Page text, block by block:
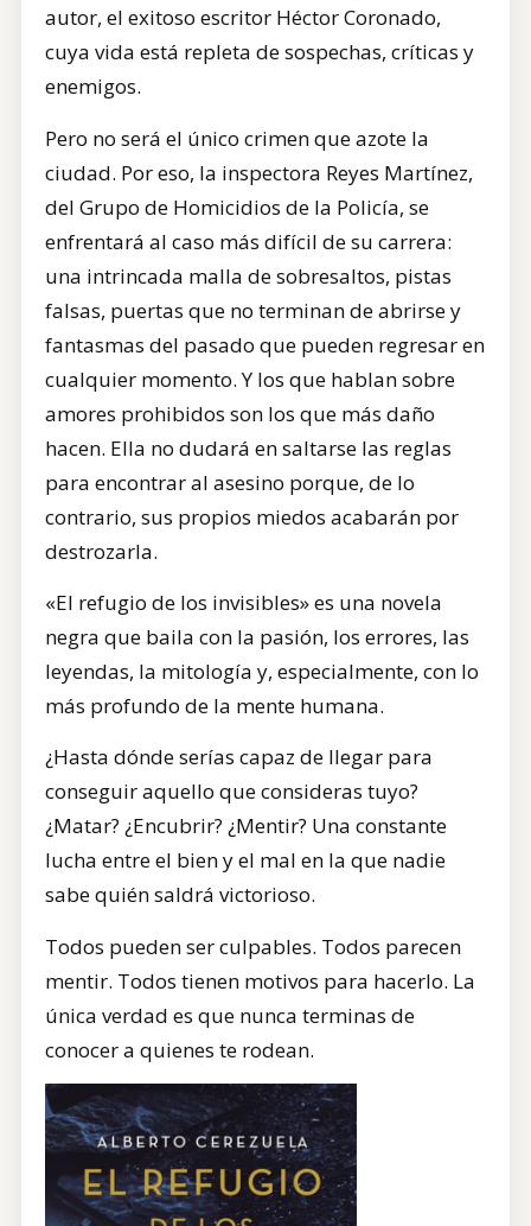
autor, el exitoso escritor Héctor Coronado,
cuya vida está repleta de sospechas, críticas y
enemigos.
Pero no será el único crimen que azote la
ciudad. Por eso, la inspectora Reyes Martínez,
del Grupo de Homicidios de la Policía, se
enfrentará al caso más difícil de su carrera:
una intrincada malla de sobresaltos, pistas
falsas, puertas que no terminan de abrirse y
fantasmas del pasado que pueden regresar en
cualquier momento. Y los que hablan sobre
amores prohibidos son los que más daño
hacen. Ella no dudará en saltarse las reglas
para encontrar al asesino porque, de lo
contrario, sus propios miedos acabarán por
destrozarla.
«El refugio de los invisibles» es una novela
negra que baila con la pasión, los errores, las
leyendas, la mitología y, especialmente, con lo
más profundo de la mente humana.
¿Hasta dónde serías capaz de llegar para
conseguir aquello que consideras tuyo?
¿Matar? ¿Encubrir? ¿Mentir? Una constante
lucha entre el bien y el mal en la que nadie
sabe quién saldrá victorioso.
Todos pueden ser culpables. Todos parecen
mentir. Todos tienen motivos para hacerlo. La
única verdad es que nunca terminas de
conocer a quienes te rodean.